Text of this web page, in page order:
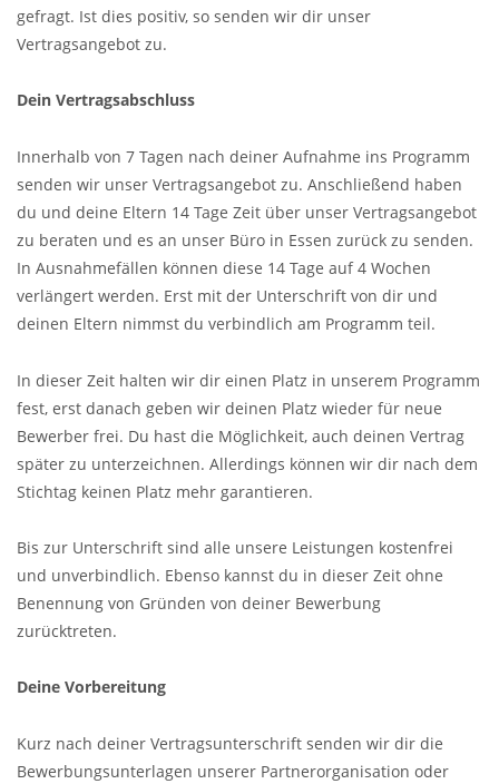
gefragt. Ist dies positiv, so senden wir dir unser
Vertragsangebot zu.
Dein Vertragsabschluss
Innerhalb von 7 Tagen nach deiner Aufnahme ins Programm
senden wir unser Vertragsangebot zu. Anschließend haben
du und deine Eltern 14 Tage Zeit über unser Vertragsangebot
zu beraten und es an unser Büro in Essen zurück zu senden.
In Ausnahmefällen können diese 14 Tage auf 4 Wochen
verlängert werden. Erst mit der Unterschrift von dir und
deinen Eltern nimmst du verbindlich am Programm teil.
In dieser Zeit halten wir dir einen Platz in unserem Programm
fest, erst danach geben wir deinen Platz wieder für neue
Bewerber frei. Du hast die Möglichkeit, auch deinen Vertrag
später zu unterzeichnen. Allerdings können wir dir nach dem
Stichtag keinen Platz mehr garantieren.
Bis zur Unterschrift sind alle unsere Leistungen kostenfrei
und unverbindlich. Ebenso kannst du in dieser Zeit ohne
Benennung von Gründen von deiner Bewerbung
zurücktreten.
Deine Vorbereitung
Kurz nach deiner Vertragsunterschrift senden wir dir die
Bewerbungsunterlagen unserer Partnerorganisation oder